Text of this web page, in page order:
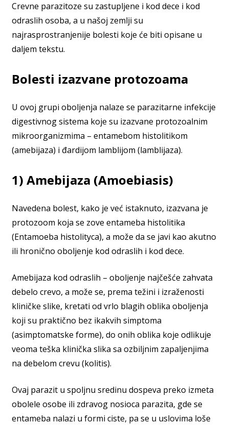
Crevne parazitoze su zastupljene i kod dece i kod
odraslih osoba, a u našoj zemlji su
najrasprostranjenije bolesti koje će biti opisane u
daljem tekstu.
Bolesti izazvane protozoama
U ovoj grupi oboljenja nalaze se parazitarne infekcije
digestivnog sistema koje su izazvane protozoalnim
mikroorganizmima – entamebom histolitikom
(amebijaza) i đardijom lamblijom (lamblijaza).
1) Amebijaza (Amoebiasis)
Navedena bolest, kako je već istaknuto, izazvana je
protozoom koja se zove entameba histolitika
(Entamoeba histolityca), a može da se javi kao akutno
ili hronično oboljenje kod odraslih i kod dece.
Amebijaza kod odraslih – oboljenje najčešće zahvata
debelo crevo, a može se, prema težini i izraženosti
kliničke slike, kretati od vrlo blagih oblika oboljenja
koji su praktično bez ikakvih simptoma
(asimptomatske forme), do onih oblika koje odlikuje
veoma teška klinička slika sa ozbiljnim zapaljenjima
na debelom crevu (kolitis).
Ovaj parazit u spoljnu sredinu dospeva preko izmeta
obolele osobe ili zdravog nosioca parazita, gde se
entameba nalazi u formi ciste, pa se u uslovima loše